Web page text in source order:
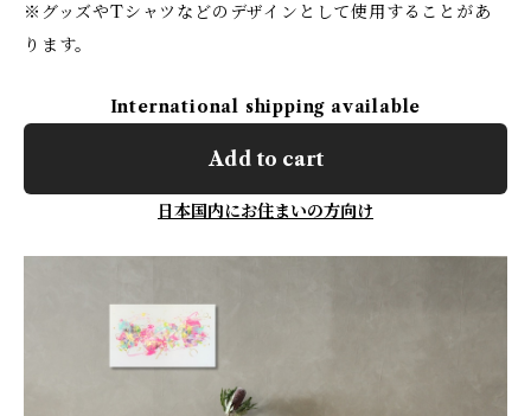
※グッズやTシャツなどのデザインとして使用することがあ
ります。
International shipping available
Add to cart
日本国内にお住まいの方向け